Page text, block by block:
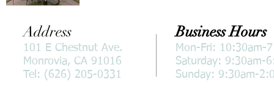
Address
101 E Chestnut Ave.
Monrovia, CA 91016
Tel: (626) 205-0331
Business Hours
Mon-Fri: 10:30am-
Saturday: 9:30am-
Sunday: 9:30am-